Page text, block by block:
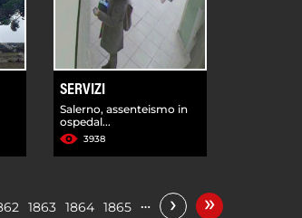
SERVIZI
Salerno, assenteismo in
ospedal...
3938
1863 1864 1865 … › »